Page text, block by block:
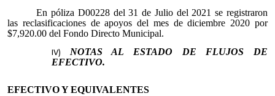
En póliza D00228 del 31 de Julio del 2021 se registraron
las reclasificaciones de apoyos del mes de diciembre 2020 por
$7,920.00 del Fondo Directo Municipal.
NOTAS AL ESTADO DE FLUJOS DE
EFECTIVO.
EFECTIVO Y EQUIVALENTES